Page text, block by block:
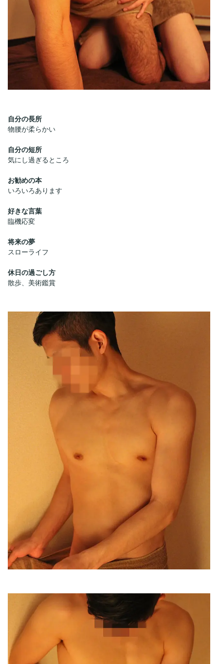
自分の長所
物腰が柔らかい
自分の短所
気にし過ぎるところ
お勧めの本
いろいろあります
好きな言葉
臨機応変
将来の夢
スローライフ
休日の過ごし方
散歩、美術鑑賞